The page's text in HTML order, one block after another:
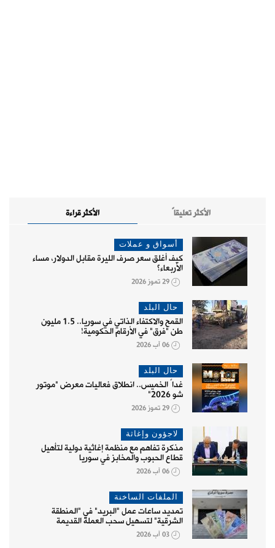
الأكثر قراءة الأكثر تعليقاً
أسواق و عملات
كيف أغلق سعر صرف الليرة مقابل الدولار، مساء
الأربعاء؟
29 تموز 2026
حال البلد
القمح والاكتفاء الذاتي في سوريا.. 1.5 مليون
طن "فرق" في الأرقام الحكومية!
06 آب 2026
حال البلد
غداً الخميس.. انطلاق فعاليات معرض "موتور
شو 2026"
29 تموز 2026
لاجؤون وإغاثة
مذكرة تفاهم مع منظمة إغاثية دولية لتأهيل
قطاع الحبوب والمخابز في سوريا
06 آب 2026
الملفات الساخنة
تمديد ساعات عمل "البريد" في "المنطقة
الشرقية" لتسهيل سحب العملة القديمة
03 آب 2026